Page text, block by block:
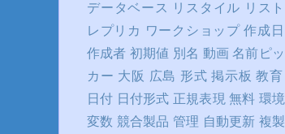
データベース
リスタイル リスト
レプリカ ワークショップ 作成日
作成者 初期値 別名 動画 名前ピッ
カー 大阪 広島 形式 掲示板 教育
日付 日付形式 正規表現 無料 環境
変数 競合製品 管理 自動更新 複製